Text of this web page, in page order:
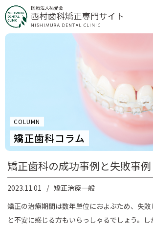
COLUMN
矯正歯科コラム
矯正歯科の成功事例と失敗事例
2023.11.01
矯正治療一般
矯正の治療期間は数年単位におよぶため、失敗
と不安に感じる方もいらっしゃるでしょう。